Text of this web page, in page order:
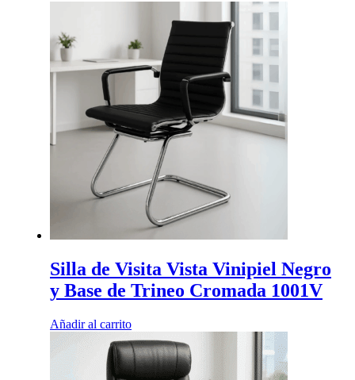
Silla de Visita Vista Vinipiel Negro
y Base de Trineo Cromada 1001V
Añadir al carrito